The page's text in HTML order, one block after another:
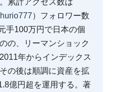
累計アクセス数は
）フォロワー数
手100万円で日本の個
の、リーマンショック
年からインデックス
の後は順調に資産を拡
億円超を運用する。著